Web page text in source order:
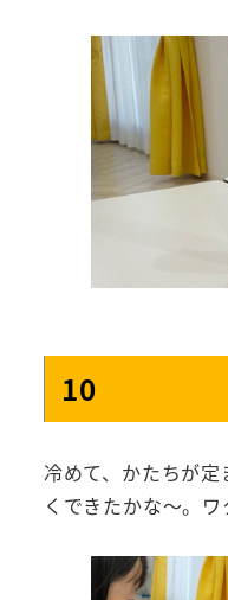
10
冷めて、かたちが
くできたかな～。ワ